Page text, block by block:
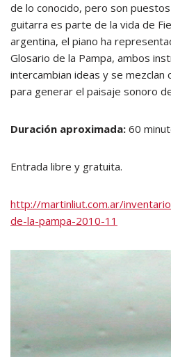
de lo conocido, pero son puestos
guitarra es parte de la vida de
argentina, el piano ha
Glosario de la Pampa, ambos
intercambian ideas y se mezclan
para generar el paisaje sonoro
Duración aproximada: 60
Entrada libre y gratuita.
http://martinliut.com.ar/
de-la-pampa-2010-11